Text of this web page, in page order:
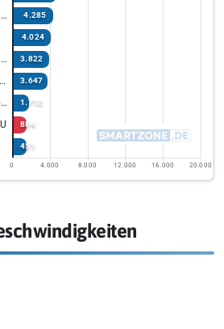
Redmi Book Pro 15 (2022) Ryzen Edition 4.285
4.024
Redmi Book Pro 16 (2024) mit Intel Ultra 3.822
Xiaomi Book Pro 14 (2022) 3.647
Samsung Galaxy Book 4 Edge 14” 1.710
884
451
0 4.000 8.000 12.000 16.000 20.000